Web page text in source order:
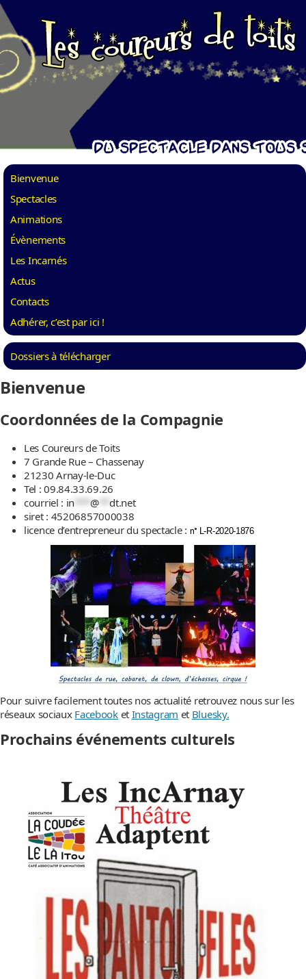
Bienvenue
Spectacles
Animations
Évènements
Les Incarnés
Actus
Contacts
Adhérer, c’est par ici !
Dossiers à télécharger
Bienvenue
Coordonnées de la Compagnie
Les Coureurs de Toits
7 Grande Rue – Chassenay
21230 Arnay-le-Duc
Tel : 09.84.33.69.26
courriel : in ***@**dt.net
siret : 45206857000038
licence d’entrepreneur du spectacle : n° L-R-2020-1876
Pour suivre facilement toutes nos actualité retrouvez nous sur les
réseaux sociaux Facebooket Instagram et Bluesky.
Prochains événements culturels